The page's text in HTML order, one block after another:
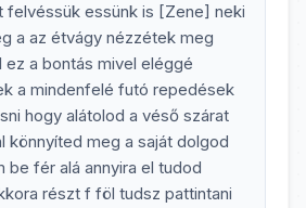
felvéssük essünk is [Zene] neki
a az étvágy nézzétek meg
ez a bontás mivel eléggé
a mindenfelé futó repedések
hogy alátolod a véső szárat
könnyíted meg a saját dolgod
be fér alá annyira el tudod
részt f föl tudsz pattintani